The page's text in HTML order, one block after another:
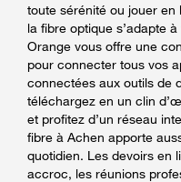
toute sérénité ou jouer
la fibre optique s’adapte
Orange vous offre une
pour connecter tous vos
connectées aux outils de
téléchargez en un clin
et profitez d’un réseau
fibre à Achen apporte
quotidien. Les devoirs en
accroc, les réunions